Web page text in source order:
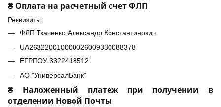
₴ Оплата на расчетный счет ФЛП
Реквизиты:
ФЛП Ткаченко Александр Константинович
UA263220010000026009330088378
ЕГРПОУ 3322418512
АО "УниверсалБанк"
₴ Наложенный платеж при получении в
отделении Новой Почты